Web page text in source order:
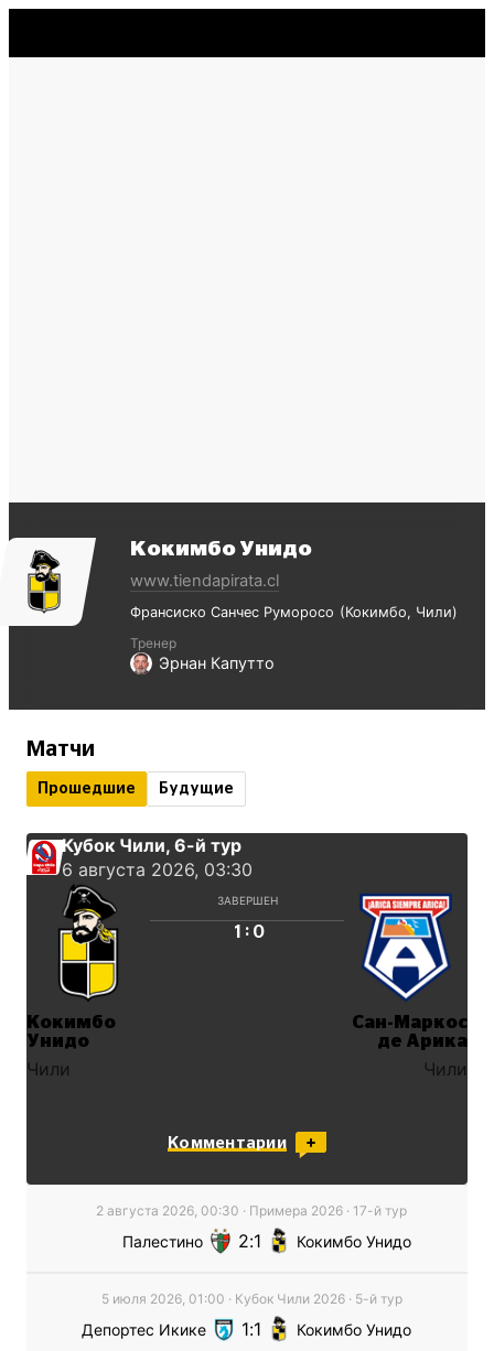
Кокимбо Унидо
www.tiendapirata.cl
Франсиско Санчес Руморосо Кокимбо
Чили
Тренер
Эрнан Капутто
Матчи
Прошедшие Будущие
Кубок Чили, 6-й тур
6 августа 2026, 03:30
ЗАВЕРШЕН
1 : 0
Кокимбо
Унидо
Чили
Сан-Маркос
де Арика
Чили
Комментарии
2 августа 2026, 00:30 · Примера 2026 · 17-й тур
Палестино 2 1 Кокимбо Унидо
5 июля 2026, 01:00 · Кубок Чили 2026· 5-й тур
Депортес Икике 1 1 Кокимбо Унидо